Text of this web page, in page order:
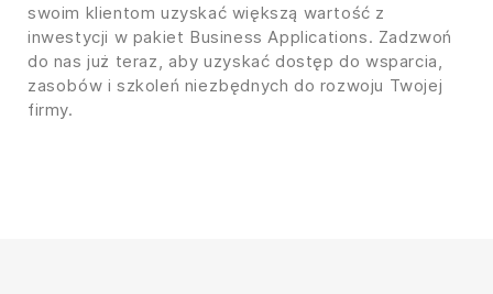
swoim klientom uzyskać większą wartość z
inwestycji w pakiet Business Applications. Zadzwoń
do nas już teraz, aby uzyskać dostęp do wsparcia,
zasobów i szkoleń niezbędnych do rozwoju Twojej
firmy.